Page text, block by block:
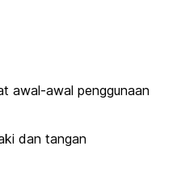
awal-awal penggunaan
dan tangan